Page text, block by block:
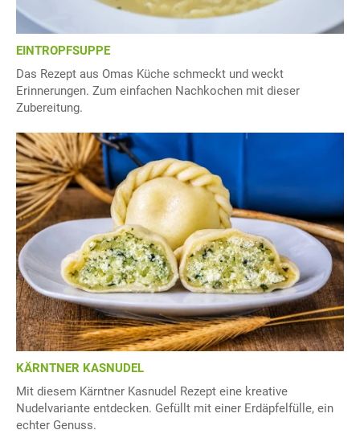
EINTROPFSUPPE
Das Rezept aus Omas Küche schmeckt und weckt
Erinnerungen. Zum einfachen Nachkochen mit dieser
Zubereitung.
KÄRNTNER KASNUDEL
Mit diesem Kärntner Kasnudel Rezept eine kreative
Nudelvariante entdecken. Gefüllt mit einer Erdäpfelfülle, ein
echter Genuss.